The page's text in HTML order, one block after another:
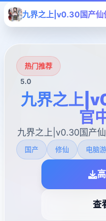
九界之上|v0.30国产仙
热门推荐
5.0
九界之上
官
九界之上|v0.30国产
国产 修仙 电脑
查